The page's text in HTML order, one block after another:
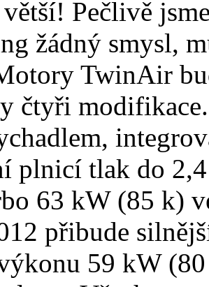
Pečlivě
žádný smysl,
TwinAir
čtyři
plnicí tlak do
63 kW (85 k)
přibude
59 kW